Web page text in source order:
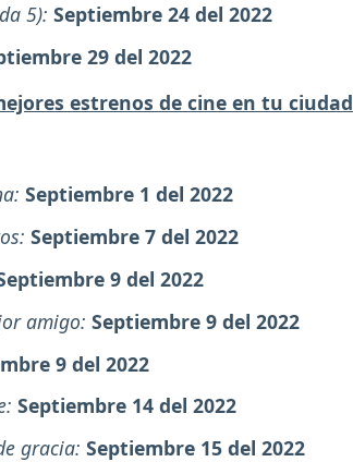
5): Septiembre 24 del 2022
29 del 2022
estrenos de cine en tu ciudad
Septiembre 1 del 2022
Septiembre 7 del 2022
9 del 2022
amigo: Septiembre 9 del 2022
9 del 2022
Septiembre 14 del 2022
gracia: Septiembre 15 del 2022